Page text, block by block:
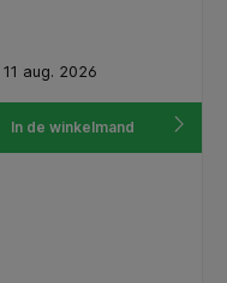
aug. 2026
In de winkelmand